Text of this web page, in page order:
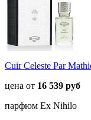
Cuir Celeste Par
цена от 16 539 руб
парфюм Ex Nihilo